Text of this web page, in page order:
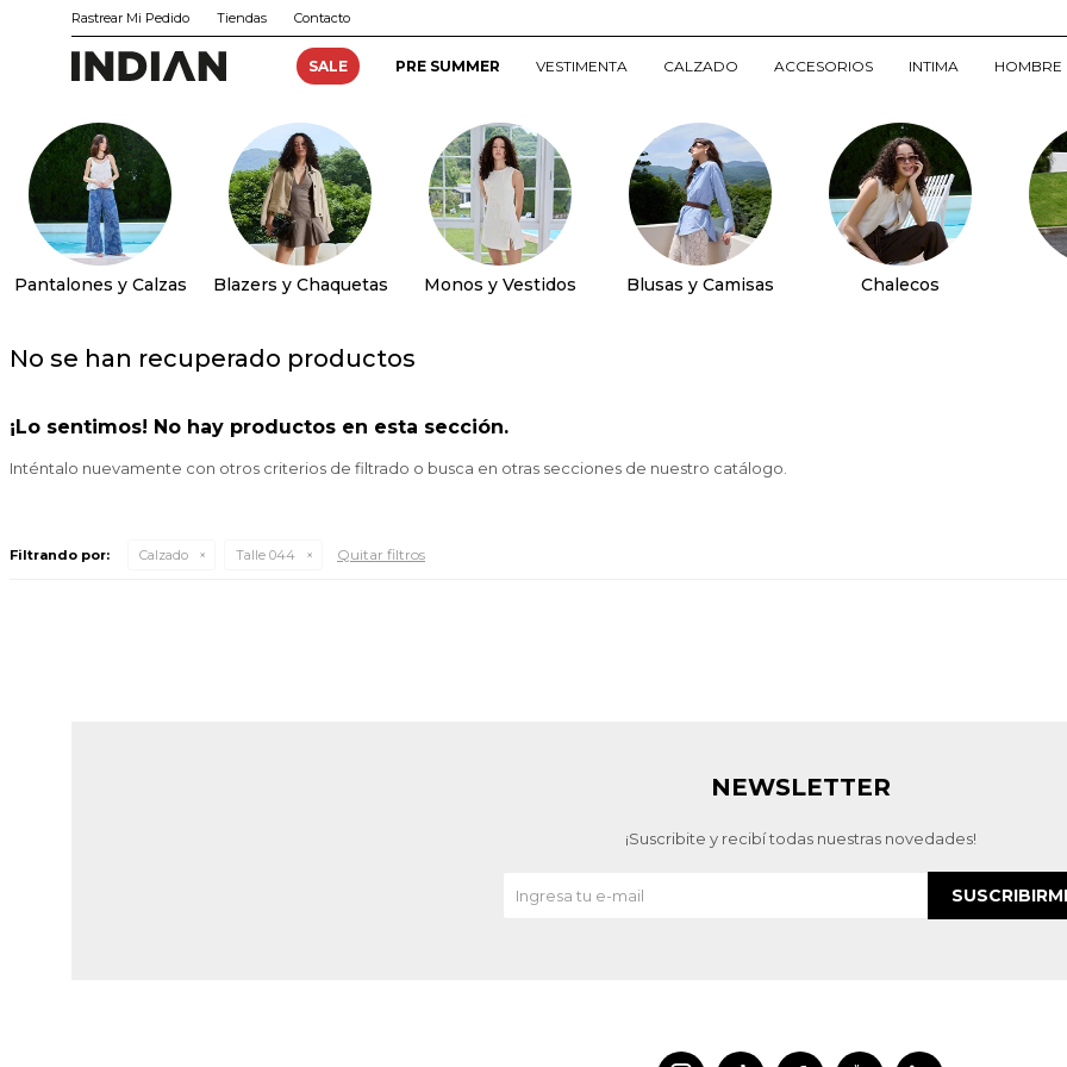
SALE PRE SUMMER VESTIMENTA CALZADO ACCESORIOS INTIMA HOMBRE
Rastrear Mi Pedido Tiendas Contacto
Pantalones y Calzas Blazers y Chaquetas Monos y Vestidos Blusas y Camisas Chalecos
No se han recuperado productos
¡Lo sentimos! No hay productos en esta sección.
Inténtalo nuevamente con otros criterios de filtrado o busca en otras secciones de nuestro catálogo.
Filtrando por: Calzado Talle 044 Quitar filtros
NEWSLETTER
¡Suscribite y recibí todas nuestras novedades!